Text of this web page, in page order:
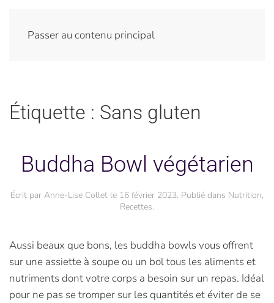
Passer au contenu principal
Étiquette : Sans gluten
Buddha Bowl végétarien
Écrit par Anne-Lise Collet le 16 février 2023. Publié dans Nutrition,
Recettes.
Aussi beaux que bons, les buddha bowls vous offrent
sur une assiette à soupe ou un bol tous les aliments et
nutriments dont votre corps a besoin sur un repas. Idéal
pour ne pas se tromper sur les quantités et éviter de se